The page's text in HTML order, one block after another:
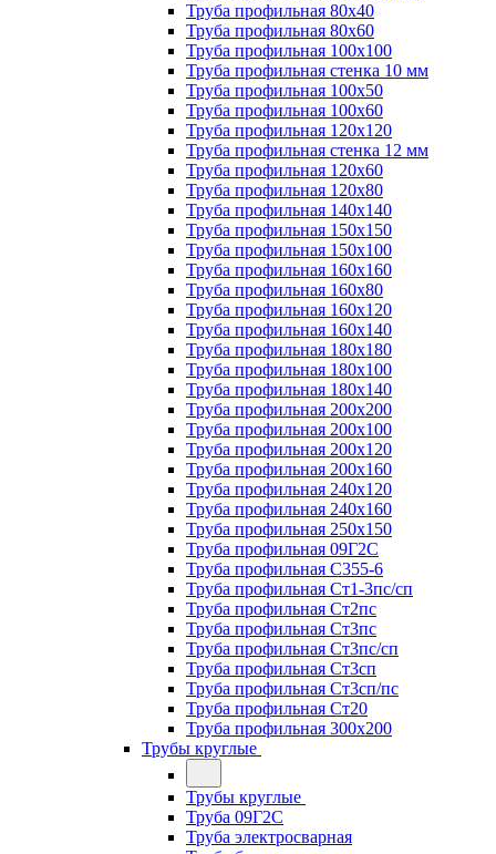
Труба профильная 80х40
Труба профильная 80х60
Труба профильная 100х100
Труба профильная стенка 10 мм
Труба профильная 100х50
Труба профильная 100х60
Труба профильная 120х120
Труба профильная стенка 12 мм
Труба профильная 120х60
Труба профильная 120х80
Труба профильная 140х140
Труба профильная 150х150
Труба профильная 150х100
Труба профильная 160х160
Труба профильная 160х80
Труба профильная 160х120
Труба профильная 160х140
Труба профильная 180х180
Труба профильная 180х100
Труба профильная 180х140
Труба профильная 200х200
Труба профильная 200х100
Труба профильная 200х120
Труба профильная 200х160
Труба профильная 240х120
Труба профильная 240х160
Труба профильная 250х150
Труба профильная 09Г2С
Труба профильная С355-6
Труба профильная Ст1-3пс/сп
Труба профильная Ст2пс
Труба профильная Ст3пс
Труба профильная Ст3пс/сп
Труба профильная Ст3сп
Труба профильная Ст3сп/пс
Труба профильная Ст20
Труба профильная 300х200
Трубы круглые
Трубы круглые
Труба 09Г2С
Труба электросварная